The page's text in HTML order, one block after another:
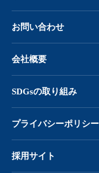
お問い合わせ
会社概要
SDGsの取り組み
プライバシーポリシー
採用サイト